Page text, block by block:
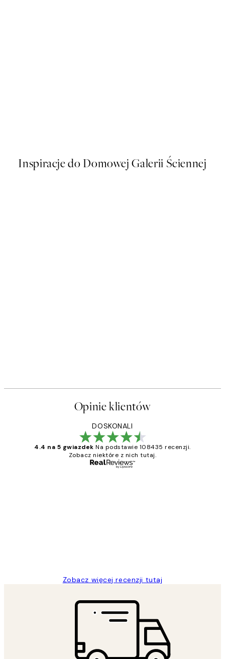
Inspiracje do Domowej Galerii Ściennej
Opinie klientów
DOSKONALI
4.4 na 5 gwiazdek Na podstawie 108435 recenzji.
Zobacz niektóre z nich tutaj.
Zobacz więcej recenzji tutaj